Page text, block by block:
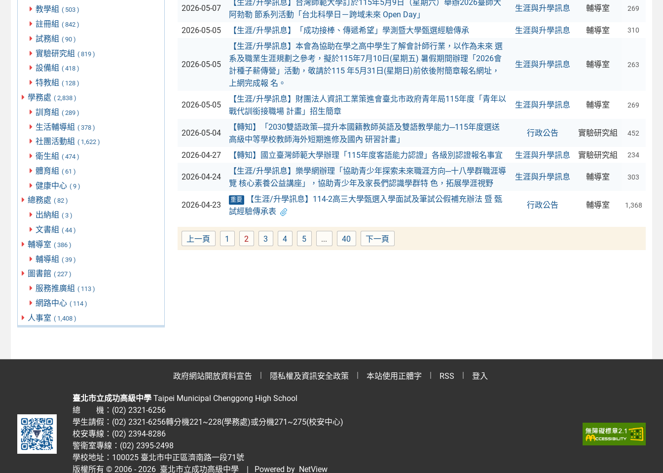
教學組 ( 503 )
註冊組 ( 842 )
試務組 ( 90 )
實驗研究組 ( 819 )
設備組 ( 418 )
特教組 ( 128 )
學務處 ( 2,838 )
訓育組 ( 289 )
生活輔導組 ( 378 )
社團活動組 ( 1,622 )
衛生組 ( 474 )
體育組 ( 61 )
健康中心 ( 9 )
總務處 ( 82 )
出納組 ( 3 )
文書組 ( 44 )
輔導室 ( 386 )
輔導組 ( 39 )
圖書館 ( 227 )
服務推廣組 ( 113 )
網路中心 ( 114 )
人事室 ( 1,408 )
2026-05-07
【生涯/升學訊息】台灣師範大學訂於115年5月9日（星期六）舉辦2026臺師大
阿勃勒 節系列活動「台北科學日－跨域未來 Open Day」
生涯與升學訊息 輔導室 269
2026-05-05 【生涯/升學訊息】「成功接棒、傳遞希望」學測暨大學甄選經驗傳承 生涯與升學訊息 輔導室 310
2026-05-05
【生涯/升學訊息】本會為協助在學之高中學生了解會計師行業，以作為未來 選
系及職業生涯規劃之參考，擬於115年7月10日(星期五) 暑假期間辦理「2026會
計種子薪傳營」活動，敬請於115 年5月31日(星期日)前依後附簡章報名網址，
上網完成報 名。
生涯與升學訊息 輔導室 263
2026-05-05
【生涯/升學訊息】財團法人資訊工業策進會臺北市政府青年局115年度「青年以
戰代訓銜接職場 計畫」招生簡章
生涯與升學訊息 輔導室 269
2026-05-04
【轉知】「2030雙語政策─提升本國籍教師英語及雙語教學能力─115年度選送
高級中等學校教師海外短期進修及國內 研習計畫」
行政公告 實驗研究組 452
2026-04-27 【轉知】國立臺灣師範大學辦理「115年度客語能力認證」各級別認證報名事宜 生涯與升學訊息 實驗研究組 234
2026-04-24
【生涯/升學訊息】樂學網辦理「協助青少年探索未來職涯方向─十八學群職涯導
覽 核心素養公益講座」，協助青少年及家長們認識學群特 色，拓展學涯視野
生涯與升學訊息 輔導室 303
2026-04-23
重要
【生涯/升學訊息】114-2高三大學甄選入學面試及筆試公假補充辦法 暨 甄
試經驗傳承表
行政公告 輔導室 1,368
上一頁 Page
1 Page
2 Page
3 Page
4 Page
5 ... Page
40 下一頁
政府網站開放資料宣告 隱私權及資訊安全政策 本站使用正體字 RSS 登入
臺北市立成功高級中學Taipei Municipal Chenggong High School
總 機：(02) 2321-6256
學生請假：(02) 2321-6256轉分機221~228(學務處)或分機271~275(校安中心)
校安專線：(02) 2394-8286
警衛室專線：(02) 2395-2498
學校地址：100025 臺北市中正區濟南路一段71號
版權所有 © 2006 - 2026臺北市立成功高級中學 | Powered by NetView